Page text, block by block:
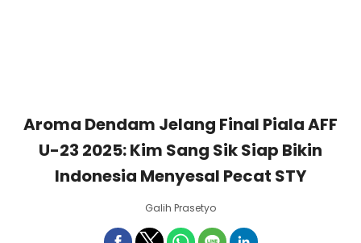
Aroma Dendam Jelang Final Piala AFF
U-23 2025: Kim Sang Sik Siap Bikin
Indonesia Menyesal Pecat STY
Galih Prasetyo